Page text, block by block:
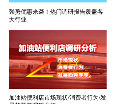
强势优惠来袭！热门调研报告覆盖各
大行业
加油站便利店市场现状/消费者行为/发